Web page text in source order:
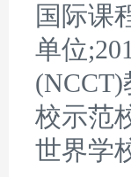
国际课
单位
校示范
世界